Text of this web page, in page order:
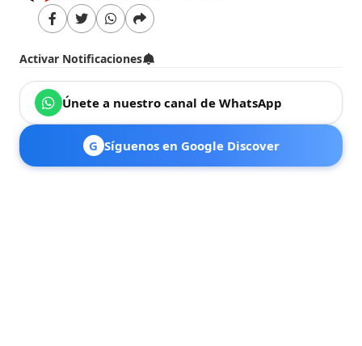
Activar Notificaciones
Únete a nuestro canal de WhatsApp
G Síguenos en Google Discover